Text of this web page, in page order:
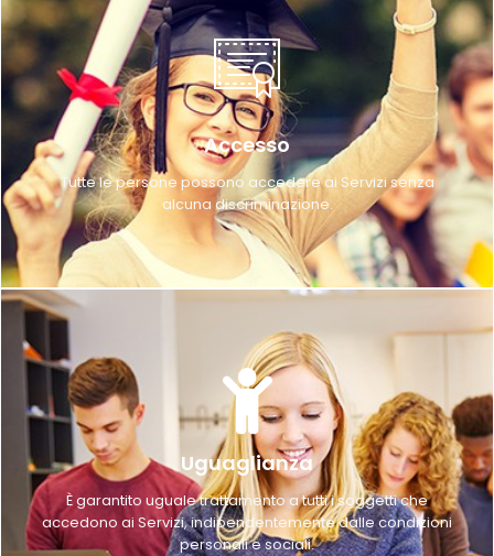
Accesso
Tutte le persone possono accedere ai Servizi senza
alcuna discriminazione.
Uguaglianza
È garantito uguale trattamento a tutti i soggetti che
accedono ai Servizi, indipendentemente dalle condizioni
personali e sociali.